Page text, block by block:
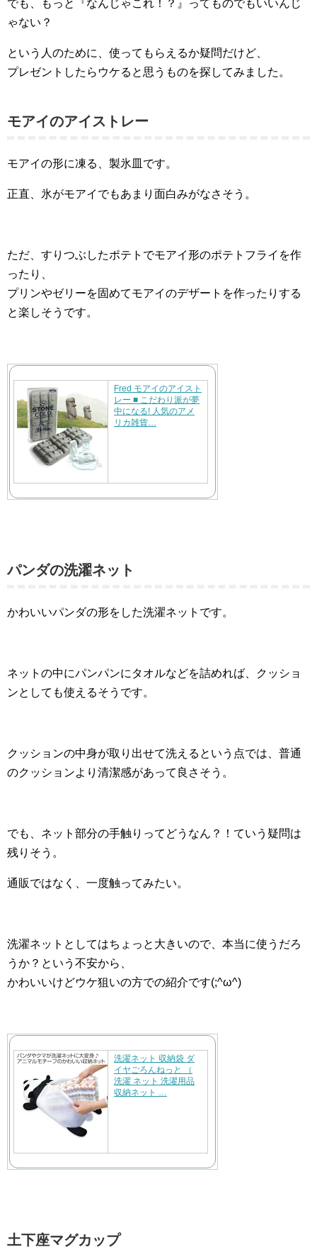
でも、もっと『なんじゃこれ！？』ってものでもいいんじ
ゃない？
という人のために、使ってもらえるか疑問だけど、
プレゼントしたらウケると思うものを探してみました。
モアイのアイストレー
モアイの形に凍る、製氷皿です。
正直、氷がモアイでもあまり面白みがなさそう。
ただ、すりつぶしたポテトでモアイ形のポテトフライを作
ったり、
プリンやゼリーを固めてモアイのデザートを作ったりする
と楽しそうです。
Fred モアイのアイスト
レー ■ こだわり派が夢
中になる! 人気のアメ
リカ雑貨…
パンダの洗濯ネット
かわいいパンダの形をした洗濯ネットです。
ネットの中にパンパンにタオルなどを詰めれば、クッショ
ンとしても使えるそうです。
クッションの中身が取り出せて洗えるという点では、普通
のクッションより清潔感があって良さそう。
でも、ネット部分の手触りってどうなん？！ていう疑問は
残りそう。
通販ではなく、一度触ってみたい。
洗濯ネットとしてはちょっと大きいので、本当に使うだろ
うか？という不安から、
かわいいけどウケ狙いの方での紹介です(;^ω^)
洗濯ネット 収納袋 ダ
イヤごろんねっと （
洗濯 ネット 洗濯用品
収納ネット …
土下座マグカップ